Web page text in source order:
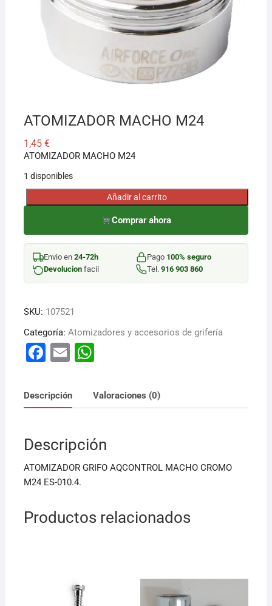
ATOMIZADOR MACHO M24
1,45 €
ATOMIZADOR MACHO M24
1 disponibles
ATOMIZADOR
M24
cantidad
Añadir al carrito
Comprar ahora
Envio en 24-72h Pago 100% seguro
Devolucionfacil Tel. 916 903 860
SKU: 107521
Categoría: Atomizadores y accesorios de grifería
F
c
e
o
o
k
E
ai
l
W
at
s
p
p
Descripción Valoraciones (0)
Descripción
ATOMIZADOR GRIFO AQCONTROL MACHO CROMO
M24 ES-010.4.
Productos relacionados
¡Hola! Soy el asesor virtual de Ferretería El Arroyo.
Cuéntame qué necesitas y te ayudo a encontrarlo,
aunque no sepas el nombre exacto